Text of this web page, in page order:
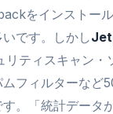
をインストー
です。しかし
リティスキャン・
フィルターなど
。「統計データ